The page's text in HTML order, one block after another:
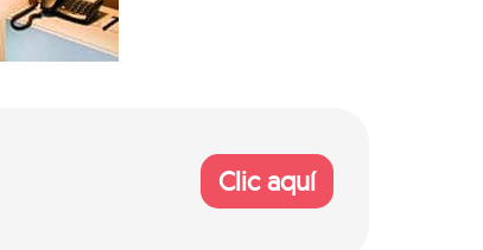
Clic aquí